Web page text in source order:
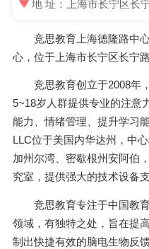
地 址：上海市长宁区长
竞思教育上海德隆路中心
心，位于上海市长宁区长宁
竞思教育创立于2008年，
5~18岁人群提供专业的注意
能力、情绪管理、提升学习
LLC位于美国内华达州，中
加州尔湾、密歇根州安阿伯
究室，提供强大的技术设备支
竞思教育专注于中国教育
领域，有独特之处，旨在提
制出快捷有效的脑电生物反